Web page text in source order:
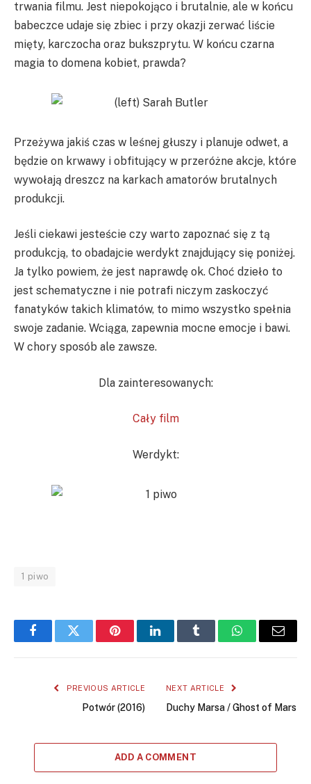
trwania filmu. Jest niepokojąco i brutalnie, ale w końcu
babeczce udaje się zbiec i przy okazji zerwać liście
mięty, karczocha oraz bukszprytu. W końcu czarna
magia to domena kobiet, prawda?
Przeżywa jakiś czas w leśnej głuszy i planuje odwet, a
będzie on krwawy i obfitujący w przeróżne akcje, które
wywołają dreszcz na karkach amatorów brutalnych
produkcji.
Jeśli ciekawi jesteście czy warto zapoznać się z tą
produkcją, to obadajcie werdykt znajdujący się poniżej.
Ja tylko powiem, że jest naprawdę ok. Choć dzieło to
jest schematyczne i nie potrafi niczym zaskoczyć
fanatyków takich klimatów, to mimo wszystko spełnia
swoje zadanie. Wciąga, zapewnia mocne emocje i bawi.
W chory sposób ale zawsze.
Dla zainteresowanych:
Cały film
Werdykt:
1 piwo
FacebookTwitter PinterestLinkedInTumblr WhatsAppEmail
PREVIOUS ARTICLE
Potwór (2016)
NEXT ARTICLE
Duchy Marsa / Ghost of Mars
ADD A COMMENT